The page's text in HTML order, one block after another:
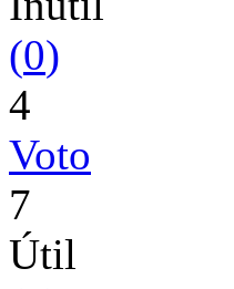
(0)
4
Voto
7
Útil